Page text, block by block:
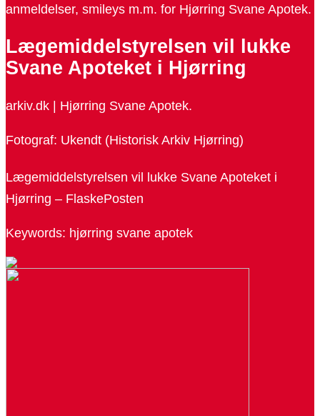
anmeldelser, smileys m.m. for Hjørring Svane Apotek.
Lægemiddelstyrelsen vil lukke
Svane Apoteket i Hjørring
arkiv.dk | Hjørring Svane Apotek.
Fotograf: Ukendt (Historisk Arkiv Hjørring)
Lægemiddelstyrelsen vil lukke Svane Apoteket i
Hjørring – FlaskePosten
Keywords: hjørring svane apotek